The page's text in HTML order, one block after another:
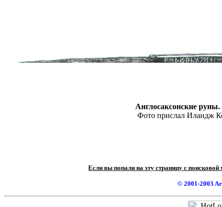
Англосаксонские руны.
Фото прислал Илаидж
Если вы попали на эту страницу с
© 2001-2003